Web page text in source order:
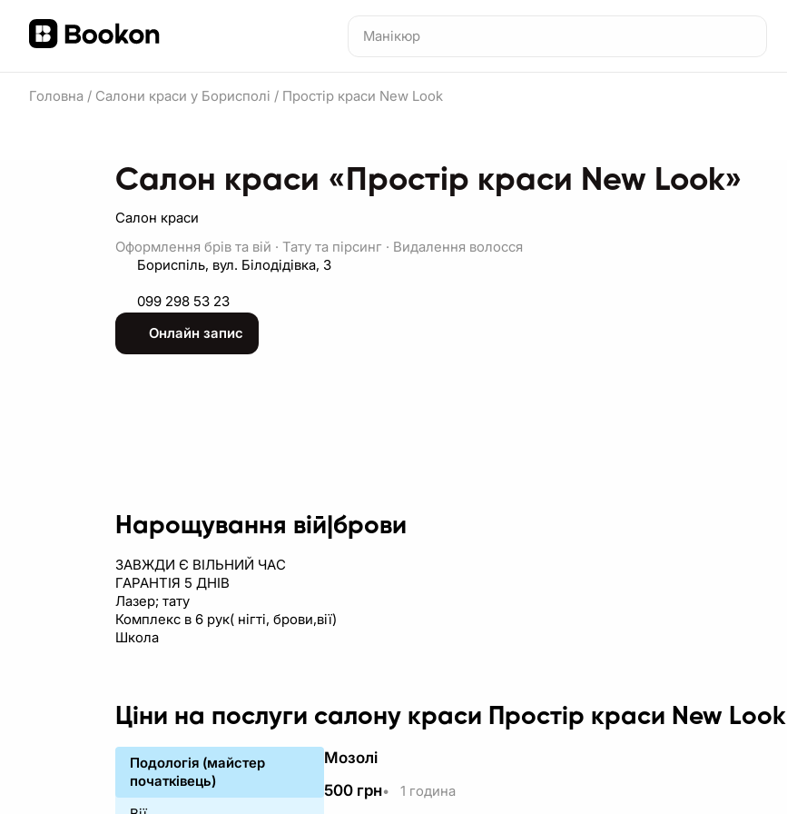
Головна / Салони краси у Борисполі / Простір краси New Look
Салон краси «Простір краси New Look»
Салон краси
Оформлення брів та вій · Тату та пірсинг · Видалення волосся
Бориспіль, вул. Білодідівка, 3
099 298 53 23
Онлайн запис
Нарощування вій|брови
ЗАВЖДИ Є ВІЛЬНИЙ ЧАС
ГАРАНТІЯ 5 ДНІВ
Лазер; тату
Комплекс в 6 рук( нігті, брови,вії)
Школа
Ціни на послуги салону краси Простір краси New Look
Подологія (майстер
початківець)
Мозолі
500 грн• 1 година